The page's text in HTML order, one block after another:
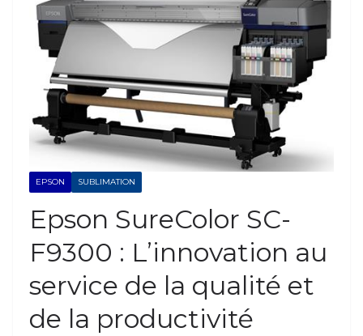
EPSON SUBLIMATION
Epson SureColor SC-
F9300 : L’innovation au
service de la qualité et
de la productivité